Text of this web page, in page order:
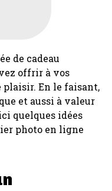
de cadeau
offrir à vos
En le faisant,
et aussi à valeur
quelques idées
photo en ligne